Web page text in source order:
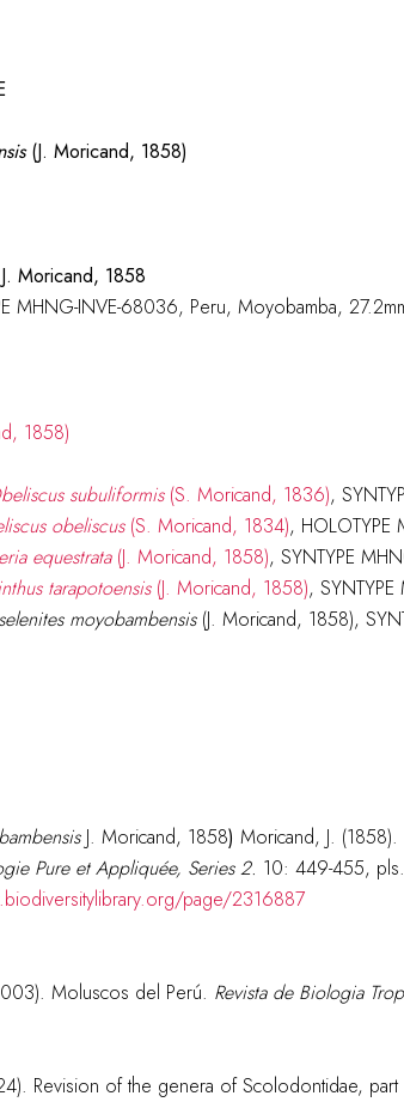
(J. Moricand, 1858)
Moricand, 1858
MHNG-INVE-68036, Peru, Moyobamba,
subuliformis(S. Moricand, 1836),
obeliscus(S. Moricand, 1834), HOLOTYPE
equestrata(J. Moricand, 1858), SYNTYPE
tarapotoensis(J. Moricand, 1858),
moyobambensis (J. Moricand, 1858),
J. Moricand, 1858) Moricand, J.
Pure et Appliquée, Series 2. 10: 449-455,
page/2316887
Moluscos del Perú. Revista de Biologia
Revision of the genera of Scolodontidae, part